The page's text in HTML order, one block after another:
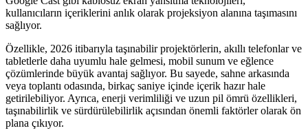
kullanıcıların içeriklerini anlık olarak projeksiyon alanına taşımasını
sağlıyor.
Özellikle, 2026 itibarıyla taşınabilir projektörlerin, akıllı telefonlar ve
tabletlerle daha uyumlu hale gelmesi, mobil sunum ve eğlence
çözümlerinde büyük avantaj sağlıyor. Bu sayede, sahne arkasında
veya toplantı odasında, birkaç saniye içinde içerik hazır hale
getirilebiliyor. Ayrıca, enerji verimliliği ve uzun pil ömrü özellikleri,
taşınabilirlik ve sürdürülebilirlik açısından önemli faktörler olarak ön
plana çıkıyor.